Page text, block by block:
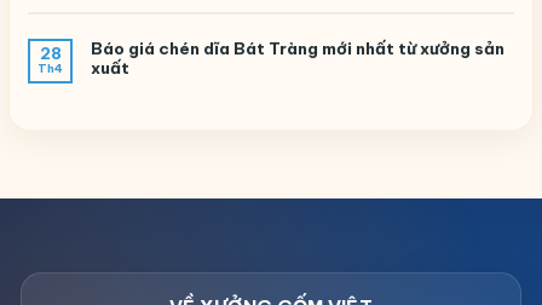
28
Th4
Báo giá chén dĩa Bát Tràng mới nhất từ xưởng sản
xuất